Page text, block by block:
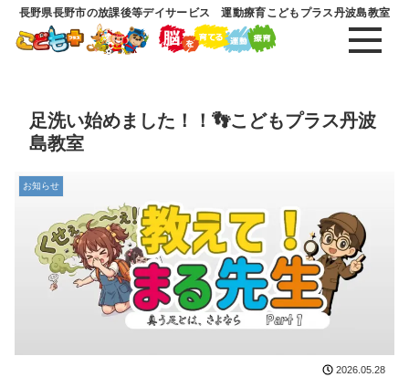
長野県長野市の放課後等デイサービス 運動療育こどもプラス丹波島教室
足洗い始めました！！👣こどもプラス丹波
島教室
お知らせ
2026.05.28